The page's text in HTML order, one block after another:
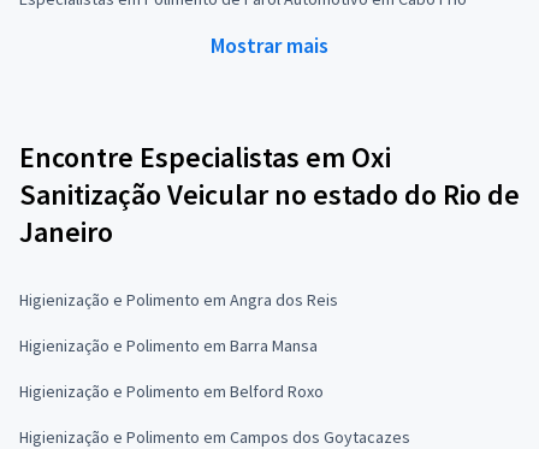
Mostrar mais
Encontre Especialistas em Oxi
Sanitização Veicular no estado do Rio de
Janeiro
Higienização e Polimento em Angra dos Reis
Higienização e Polimento em Barra Mansa
Higienização e Polimento em Belford Roxo
Higienização e Polimento em Campos dos Goytacazes